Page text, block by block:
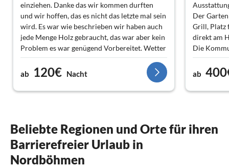
einziehen. Danke das wir kommen durften
und wir hoffen, das es nicht das letzte mal sein
wird. Es war wie beschrieben wir haben auch
jede Menge Holz gebraucht, das war aber kein
Problem es war genügend Vorbereitet. Wetter
hat auch gepasst den ab Montag lag genug
Schnee.
ab 120€ Nacht
Der
Grill, Platz
direkt am
Die
sehr nett
Auch die
schöne
ab
Beliebte Regionen und Orte für ihren
Barrierefreier Urlaub in
Nordböhmen